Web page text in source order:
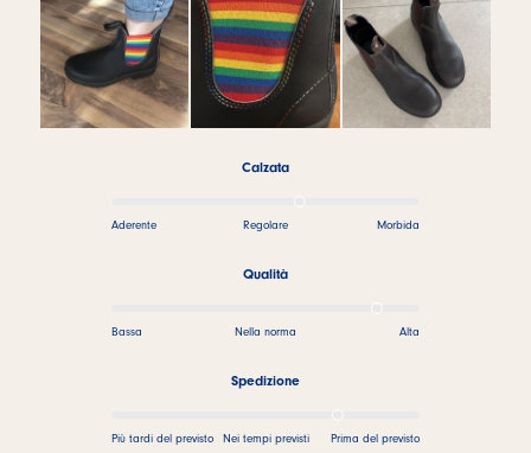
Calzata
Aderente Regolare Morbida
Qualità
Bassa Nella norma Alta
Spedizione
Più tardi del previsto Nei tempi previsti Prima del previsto